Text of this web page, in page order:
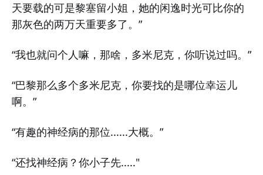
天要载的可是黎塞留小姐，她的闲逸时光可比你的
那灰色的两万天重要多了。”
“我也就问个人嘛，那啥，多米尼克，你听说过吗。”
“巴黎那么多个多米尼克，你要找的是哪位幸运儿
啊。”
“有趣的神经病的那位......大概。”
“还找神经病？你小子先....."